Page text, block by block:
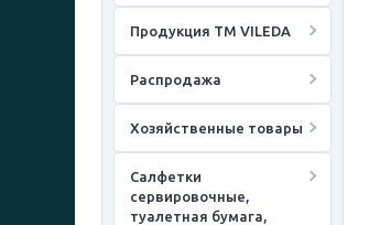
Продукция ТМ VILEDA
Распродажа
Хозяйственные товары
Салфетки
сервировочные,
туалетная бумага,